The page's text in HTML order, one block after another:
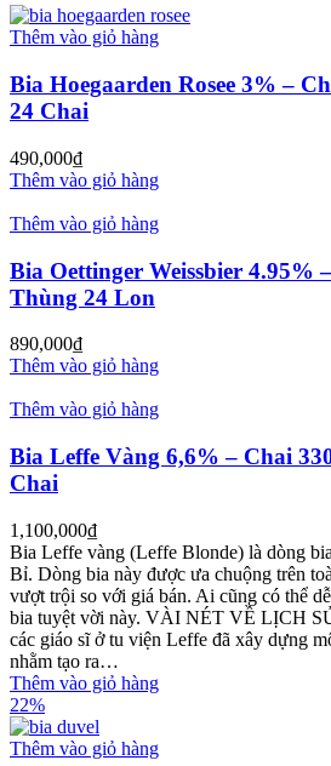
Thêm vào giỏ hàng
Bia Hoegaarden Rosee 3% –
24 Chai
490,000₫
Thêm vào giỏ hàng
Thêm vào giỏ hàng
Bia Oettinger Weissbier 4.95%
Thùng 24 Lon
890,000₫
Thêm vào giỏ hàng
Thêm vào giỏ hàng
Bia Leffe Vàng 6,6% – Chai
Chai
1,100,000₫
Bia Leffe vàng (Leffe Blonde) là dòng
Bỉ. Dòng bia này được ưa chuộng trên
vượt trội so với giá bán. Ai cũng có thể
bia tuyệt vời này. VÀI NÉT VỀ LỊCH
các giáo sĩ ở tu viện Leffe đã xây dựng
nhằm tạo ra…
Thêm vào giỏ hàng
22%
Thêm vào giỏ hàng